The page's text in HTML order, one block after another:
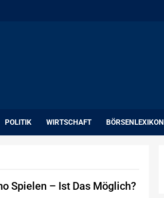
POLITIK WIRTSCHAFT BÖRSENLEXIKON
Spielen – Ist Das Möglich?